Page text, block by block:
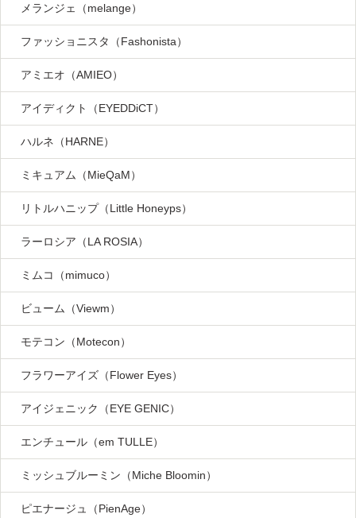
メランジェ（melange）
ファッショニスタ（Fashonista）
アミエオ（AMIEO）
アイディクト（EYEDDiCT）
ハルネ（HARNE）
ミキュアム（MieQaM）
リトルハニップ（Little Honeyps）
ラーロシア（LA ROSIA）
ミムコ（mimuco）
ビューム（Viewm）
モテコン（Motecon）
フラワーアイズ（Flower Eyes）
アイジェニック（EYE GENIC）
エンチュール（em TULLE）
ミッシュブルーミン（Miche Bloomin）
ピエナージュ（PienAge）